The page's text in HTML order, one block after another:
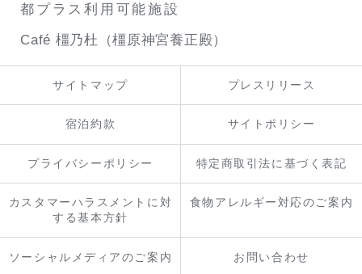
都プラス利用可能施設
Café 橿乃杜（橿原神宮養正殿）
サイトマップ プレスリリース
宿泊約款 サイトポリシー
プライバシーポリシー 特定商取引法に基づく表記
カスタマーハラスメントに対
する基本方針
食物アレルギー対応のご案内
ソーシャルメディアのご案内 お問い合わせ